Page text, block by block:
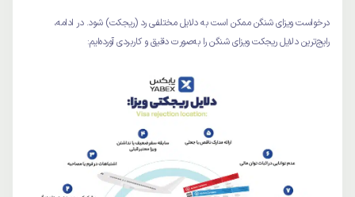
درخواست ویزای شنگن ممکن است به دلایل مختلفی رد (ریجکت) شود. در ادامه،
رایج‌ترین دلایل ریجکت ویزای شنگن را به‌صورت دقیق و کاربردی آورده‌ایم: